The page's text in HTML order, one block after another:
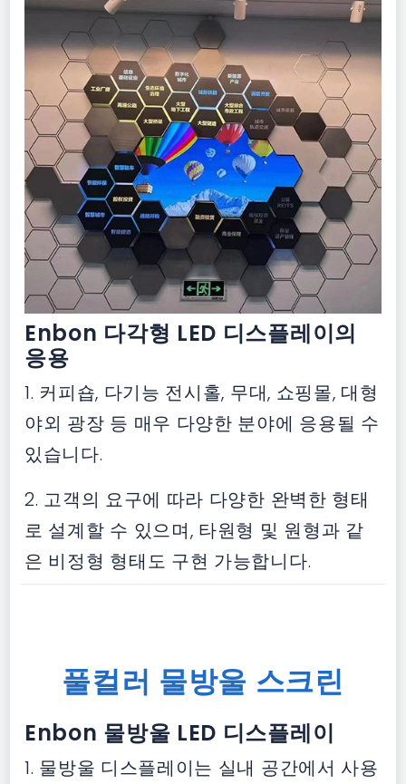
Enbon 다각형 LED 디스플레이의
응용
1. 커피숍, 다기능 전시홀, 무대, 쇼핑몰, 대형
야외 광장 등 매우 다양한 분야에 응용될 수
있습니다.
2. 고객의 요구에 따라 다양한 완벽한 형태
로 설계할 수 있으며, 타원형 및 원형과 같
은 비정형 형태도 구현 가능합니다.
풀컬러 물방울 스크린
Enbon 물방울 LED 디스플레이
1. 물방울 디스플레이는 실내 공간에서 사용